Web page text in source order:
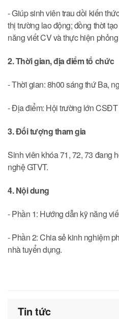
- Giúp sinh viên trau dồi kiến
thị trường lao động; đồng thời
năng viết CV và thực hiện
2. Thời gian, địa điểm tổ chức
- Thời gian: 8h00 sáng thứ Ba,
- Địa điểm: Hội trường lớn
3. Đối tượngthamgia
Sinh viên khóa 71, 72, 73 đang
nghệ GTVT.
4. Nội dung
- Phần 1: Hướng dẫn kỹ năng
- Phần 2: Chia sẻ kinh nghiệm
nhà tuyển dụng.
Tin tức